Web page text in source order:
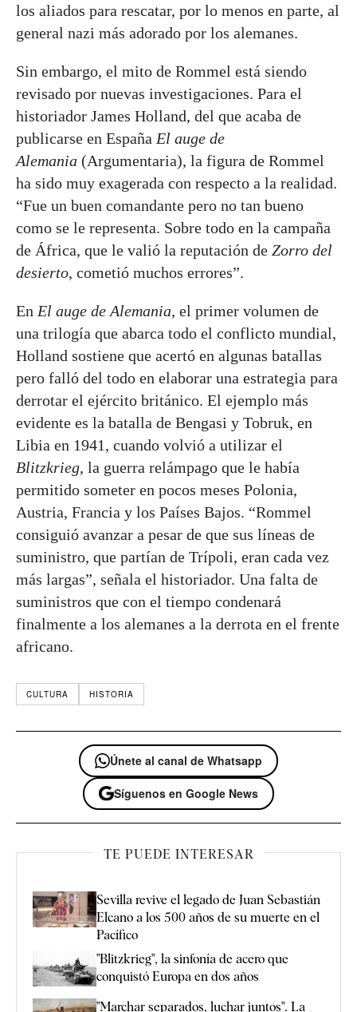
los aliados para rescatar, por lo menos en parte, al
general nazi más adorado por los alemanes.
Sin embargo, el mito de Rommel está siendo
revisado por nuevas investigaciones. Para el
historiador James Holland, del que acaba de
publicarse en España El auge de
Alemania (Argumentaria), la figura de Rommel
ha sido muy exagerada con respecto a la realidad.
“Fue un buen comandante pero no tan bueno
como se le representa. Sobre todo en la campaña
de África, que le valió la reputación de Zorro del
desierto, cometió muchos errores”.
En El auge de Alemania, el primer volumen de
una trilogía que abarca todo el conflicto mundial,
Holland sostiene que acertó en algunas batallas
pero falló del todo en elaborar una estrategia para
derrotar el ejército británico. El ejemplo más
evidente es la batalla de Bengasi y Tobruk, en
Libia en 1941, cuando volvió a utilizar el
Blitzkrieg, la guerra relámpago que le había
permitido someter en pocos meses Polonia,
Austria, Francia y los Países Bajos. “Rommel
consiguió avanzar a pesar de que sus líneas de
suministro, que partían de Trípoli, eran cada vez
más largas”, señala el historiador. Una falta de
suministros que con el tiempo condenará
finalmente a los alemanes a la derrota en el frente
africano.
CULTURA HISTORIA
Únete al canal de Whatsapp
Síguenos en Google News
TE PUEDE INTERESAR
Sevilla revive el legado de Juan Sebastián
Elcano a los 500 años de su muerte en el
Pacífico
"Blitzkrieg", la sinfonía de acero que
conquistó Europa en dos años
"Marchar separados, luchar juntos". La